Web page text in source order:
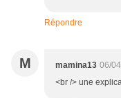
Répondre
M mamina13 06/
<br /> une